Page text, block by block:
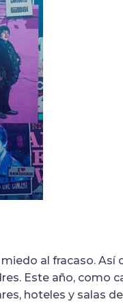
al fracaso. Así
Este año, como
hoteles y salas de